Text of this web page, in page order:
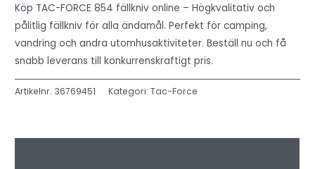
Köp TAC-FORCE 854 fällkniv online – Högkvalitativ och
pålitlig fällkniv för alla ändamål. Perfekt för camping,
vandring och andra utomhusaktiviteter. Beställ nu och få
snabb leverans till konkurrenskraftigt pris.
Artikelnr: 36769451 Kategori:Tac-Force